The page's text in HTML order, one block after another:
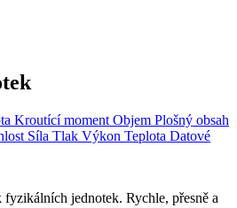
Kroutící moment Objem Plošný obsah
Síla Tlak Výkon Teplota Datové
jednotek. Rychle, přesně a